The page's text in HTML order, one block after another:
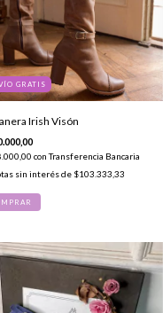
GRATIS
Irish Visón
con Transferencia Bancaria
sin interés de $103.333,33